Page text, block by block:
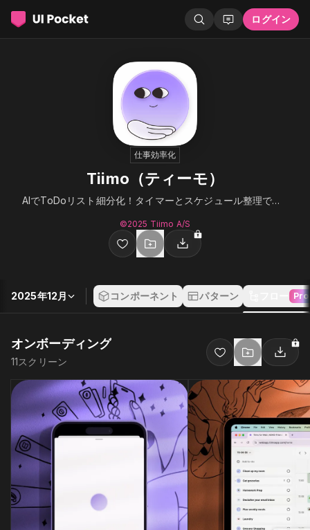
ログイン
仕事効率化
Tiimo（ティーモ）
AIでToDoリスト細分化！タイマーとスケジュール整理で継続
©︎2025 Tiimo A/S
2025年12月 コンポーネント パターン Pro
オンボーディング
11スクリーン